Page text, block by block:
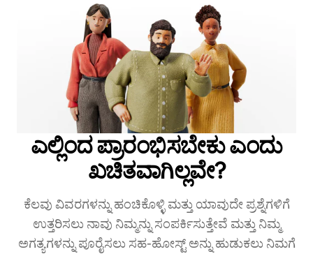
ಎಲ್ಲಿಂದ ಪ್ರಾರಂಭಿಸಬೇಕು ಎಂದು
ಖಚಿತವಾಗಿಲ್ಲವೇ?
ಕೆಲವು ವಿವರಗಳನ್ನು ಹಂಚಿಕೊಳ್ಳಿ ಮತ್ತು ಯಾವುದೇ ಪ್ರಶ್ನೆಗಳಿಗೆ
ಉತ್ತರಿಸಲು ನಾವು ನಿಮ್ಮನ್ನು ಸಂಪರ್ಕಿಸುತ್ತೇವೆ ಮತ್ತು ನಿಮ್ಮ
ಅಗತ್ಯಗಳನ್ನು ಪೂರೈಸಲು ಸಹ-ಹೋಸ್ಟ್ ಅನ್ನು ಹುಡುಕಲು ನಿಮಗೆ